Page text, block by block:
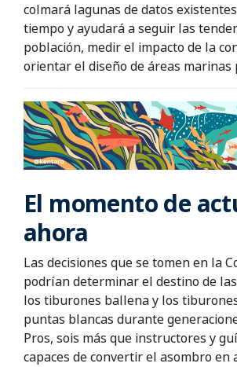
colmará lagunas de datos
tiempo y ayudará a seguir las
población, medir el impacto de la
orientar el diseño de áreas marinas
El momento de
ahora
Las decisiones que se tomen en la
podrían determinar el destino de
los tiburones ballena y los
puntas blancas durante
Pros, sois más que instructores y
capaces de convertir el asombro en